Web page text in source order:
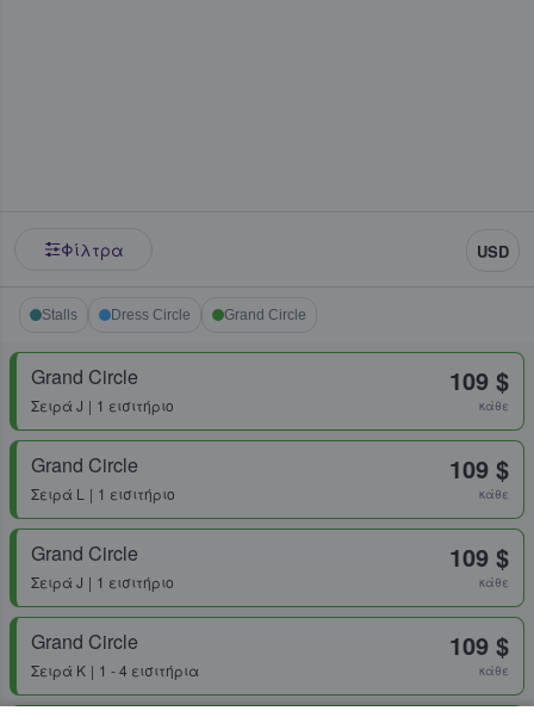
Φίλτρα USD
Stalls Dress Circle Grand Circle
Grand Circle
Σειρά J 1 εισιτήριο
109 $
κάθε
Grand Circle
Σειρά L 1 εισιτήριο
109 $
κάθε
Grand Circle
Σειρά J 1 εισιτήριο
109 $
κάθε
Grand Circle
Σειρά K 1 - 4 εισιτήρια
109 $
κάθε